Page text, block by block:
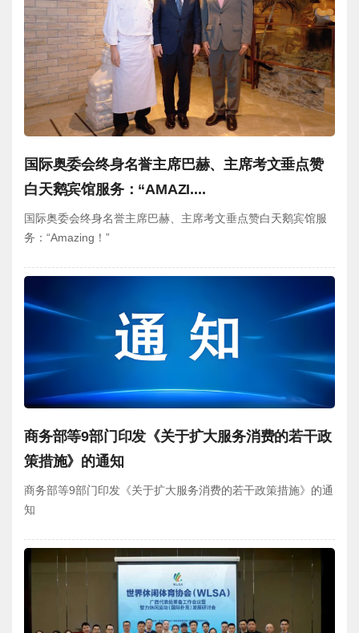
国际奥委会终身名誉主席巴赫、主席考文垂点赞
白天鹅宾馆服务：“AMAZI....
国际奥委会终身名誉主席巴赫、主席考文垂点赞白天鹅宾馆服
务：“Amazing！”
商务部等9部门印发《关于扩大服务消费的若干政
策措施》的通知
商务部等9部门印发《关于扩大服务消费的若干政策措施》的通
知